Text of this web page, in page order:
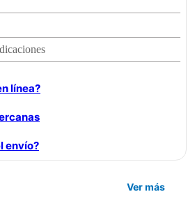
línea?
envío?
Ver más